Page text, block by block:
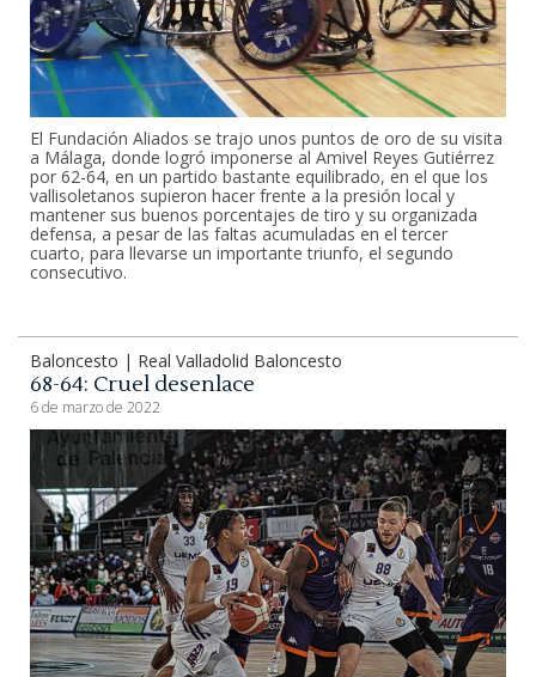
El Fundación Aliados se trajo unos puntos de oro de su visita
a Málaga, donde logró imponerse al Amivel Reyes Gutiérrez
por 62-64, en un partido bastante equilibrado, en el que los
vallisoletanos supieron hacer frente a la presión local y
mantener sus buenos porcentajes de tiro y su organizada
defensa, a pesar de las faltas acumuladas en el tercer
cuarto, para llevarse un importante triunfo, el segundo
consecutivo.
Baloncesto | Real Valladolid Baloncesto
68-64: Cruel desenlace
6 de marzo de 2022